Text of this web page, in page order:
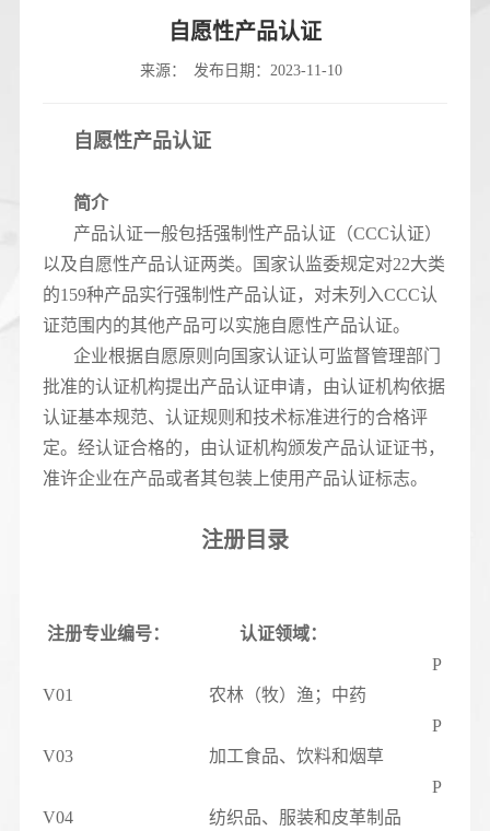
自愿性产品认证
来源： 发布日期：2023-11-10
自愿性产品认证
简介
产品认证一般包括强制性产品认证（CCC认证）
以及自愿性产品认证两类。国家认监委规定对22大类
的159种产品实行强制性产品认证，对未列入CCC认
证范围内的其他产品可以实施自愿性产品认证。
企业根据自愿原则向国家认证认可监督管理部门
批准的认证机构提出产品认证申请，由认证机构依据
认证基本规范、认证规则和技术标准进行的合格评
定。经认证合格的，由认证机构颁发产品认证证书，
准许企业在产品或者其包装上使用产品认证标志。
注册目录
注册专业编号：
认证领域：
P
V01 农林（牧）渔；中药
P
V03 加工食品、饮料和烟草
P
V04 纺织品、服装和皮革制品